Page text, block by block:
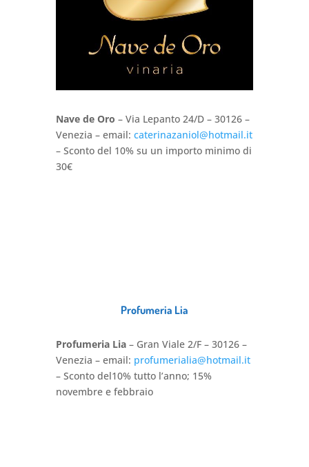
Nave de Oro – Via Lepanto 24/D – 30126 –
Venezia – email: caterinazaniol@hotmail.it
– Sconto del 10% su un importo minimo di
30€
Profumeria Lia
Profumeria Lia– Gran Viale 2/F – 30126 –
Venezia – email: profumerialia@hotmail.it
– Sconto del10% tutto l’anno; 15%
novembre e febbraio